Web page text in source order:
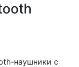
наушники с